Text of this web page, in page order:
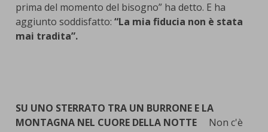
prima del momento del bisogno” ha detto. E ha
aggiunto soddisfatto: “La mia fiducia non è stata
mai tradita”.
SU UNO STERRATO TRA UN BURRONE E LA
MONTAGNA NEL CUORE DELLA NOTTE Non c'è